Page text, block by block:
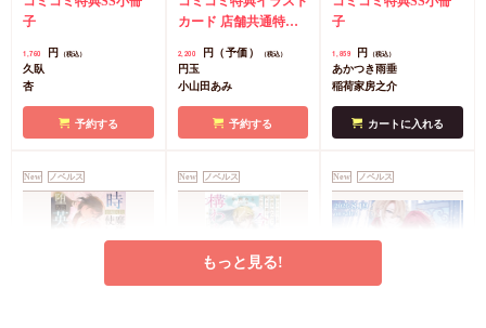
子
1,760 円 （税込）
久臥
杏
予約する
カード 店舗共通特典
2,200 円（予価） （税込）
円玉
小山田あみ
予約する
子
1,859 円 （税込）
あかつき雨垂
稲荷家房之介
カートに入れる
New ノベルス New ノベルス New ノベルス
もっと見る!